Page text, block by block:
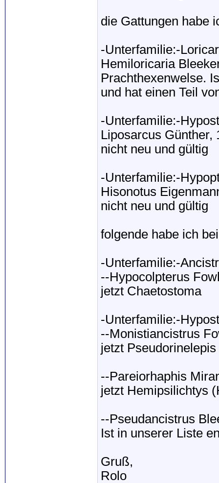
die Gattungen habe
-Unterfamilie:-
Hemiloricaria
Prachthexenwelse.
und hat einen Teil
-Unterfamilie:-
Liposarcus Günther,
nicht neu und gültig
-Unterfamilie:-
Hisonotus
nicht neu und gültig
folgende habe ich
-Unterfamilie:-
--Hypocolpterus
jetzt Chaetostoma
-Unterfamilie:-
--Monistiancistrus
jetzt Pseudorinelepis
--Pareiorhaphis
jetzt Hemipsilichtys
--Pseudancistrus
Ist in unserer Liste
Gruß,
Rolo